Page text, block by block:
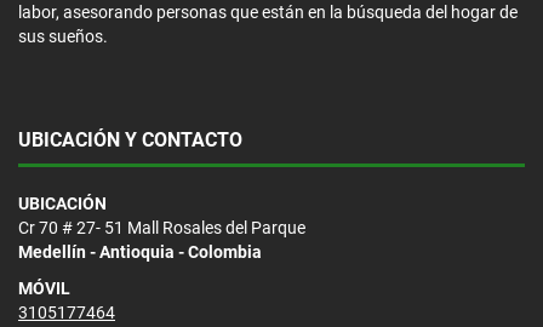
labor, asesorando personas que están en la búsqueda del hogar de
sus sueños.
UBICACIÓN Y CONTACTO
UBICACIÓN
Cr 70 # 27- 51 Mall Rosales del Parque
Medellín - Antioquia - Colombia
MÓVIL
3105177464